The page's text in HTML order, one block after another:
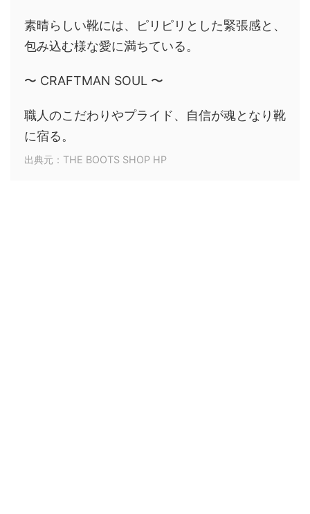
素晴らしい靴には、ピリピリとした緊張感と、
包み込む様な愛に満ちている。
〜 CRAFTMAN SOUL 〜
職人のこだわりやプライド、自信が魂となり靴
に宿る。
出典元：THE BOOTS SHOP HP